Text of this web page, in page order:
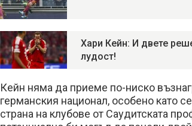
Хари Кейн: И двете
лудост!
Кейн няма да приеме по-ниско
германския национал, особено като
страна на клубове от Саудитската